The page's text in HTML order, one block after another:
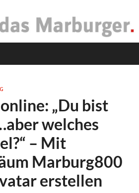
„Du bist
welches
– Mit
Marburg800
erstellen